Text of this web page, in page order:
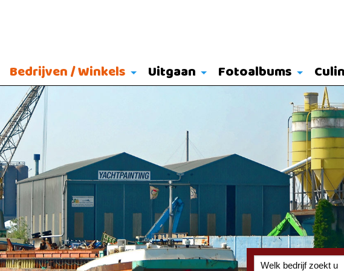
Bedrijven / Winkels Uitgaan Fotoalbums